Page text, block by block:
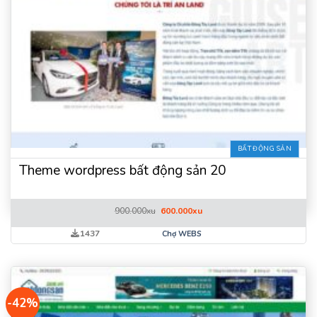
BẤT ĐỘNG SẢN
Theme wordpress bất động sản 20
900.000xu Giá
là:
900.000xu.
600.000xuGiá
tại
1437 Chợ WEBS
-42%